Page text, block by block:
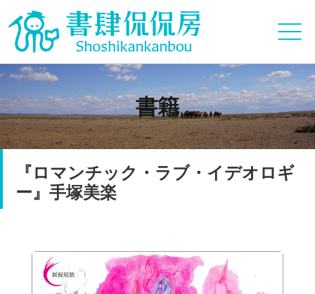
書籍
『ロマンチック・ラブ・イデオロギ
ー』手塚美楽